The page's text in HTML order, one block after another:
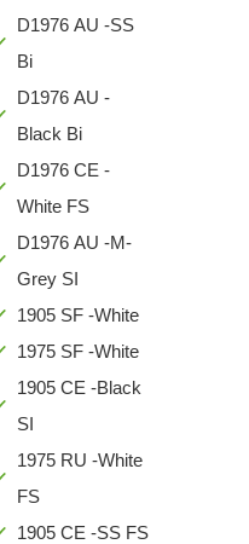
D1976 AU -SS
Bi
D1976 AU -
Black Bi
D1976 CE -
White FS
D1976 AU -M-
Grey SI
1905 SF -White
1975 SF -White
1905 CE -Black
SI
1975 RU -White
FS
1905 CE -SS FS